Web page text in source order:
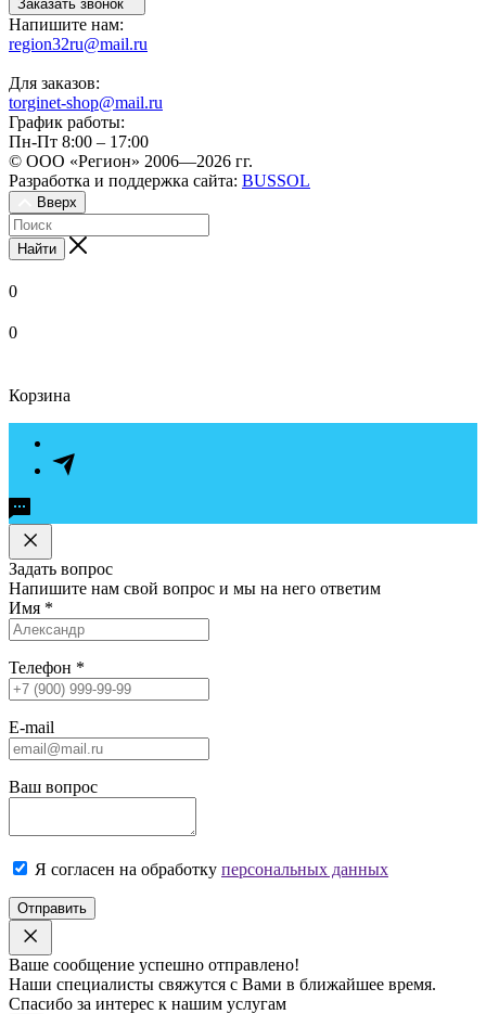
Заказать звонок
Напишите нам:
region32ru@mail.ru
Для заказов:
torginet-shop@mail.ru
График работы:
Пн-Пт 8:00 – 17:00
© ООО «Регион» 2006—2026 гг.
Разработка и поддержка сайта: BUSSOL
Вверх
Найти
0
0
Корзина
Задать вопрос
Напишите нам свой вопрос и мы на него ответим
Имя *
Телефон *
E-mail
Ваш вопрос
Я согласен на обработку персональных данных
Отправить
Ваше сообщение успешно отправлено!
Наши специалисты свяжутся с Вами в ближайшее время.
Спасибо за интерес к нашим услугам